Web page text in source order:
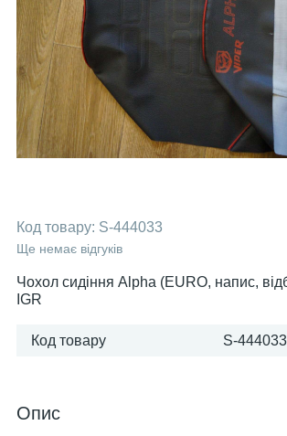
Код товару: S-444033
Ще немає відгуків
Чохол сидіння Alpha (EURO, напис,
IGR
Код товару S-444033
Опис